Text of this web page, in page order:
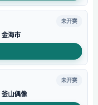
金海市
未开赛
釜山偶像
未开赛